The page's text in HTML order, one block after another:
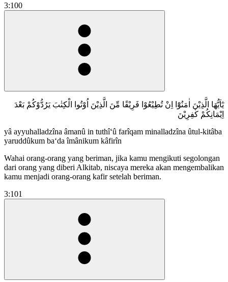
3:100
يٰٓاَيُّهَا الَّذِيْنَ اٰمَنُوْٓا اِنْ تُطِيْعُوْا فَرِيْقًا مِّنَ الَّذِيْنَ اُوْتُوا الْكِتٰبَ يَرُدُّوْكُمْ بَعْدَ
اِيْمَانِكُمْ كٰفِرِيْنَ
yâ ayyuhalladzîna âmanû in tuthî‘û farîqam minalladzîna ûtul-kitâba
yaruddûkum ba‘da îmânikum kâfirîn
Wahai orang-orang yang beriman, jika kamu mengikuti segolongan
dari orang yang diberi Alkitab, niscaya mereka akan mengembalikan
kamu menjadi orang-orang kafir setelah beriman.
3:101